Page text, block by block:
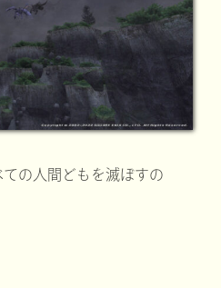
の人間どもを滅ぼすの